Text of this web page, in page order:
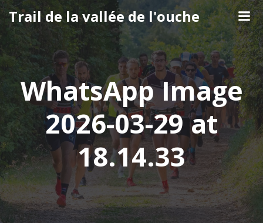
au
contenu
Trail de la vallée de l'ouche
WhatsApp Image
2026-03-29 at
18.14.33